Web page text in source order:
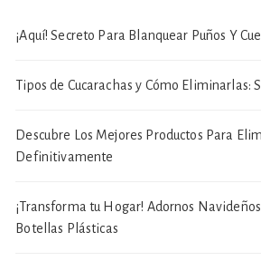
¡Aquí! Secreto Para Blanquear Puños Y
Tipos de Cucarachas y Cómo Eliminarlas:
Descubre Los Mejores Productos Para
Definitivamente
¡Transforma tu Hogar! Adornos
Botellas Plásticas